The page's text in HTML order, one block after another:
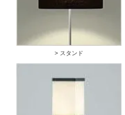
> スタンド